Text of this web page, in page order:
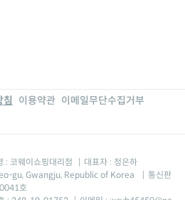
침 이용약관 이메일무단수집거부
: 코웨이쇼핑대리점
대표자 : 정은하
gu, Gwangju, Republic of Korea
통신판
호